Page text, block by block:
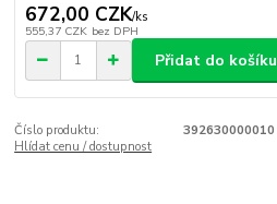
672,00 CZK/ks
555,37 CZK bez DPH
Přidat do košíku
Číslo produktu:
392630000010
Hlídat cenu / dostupnost